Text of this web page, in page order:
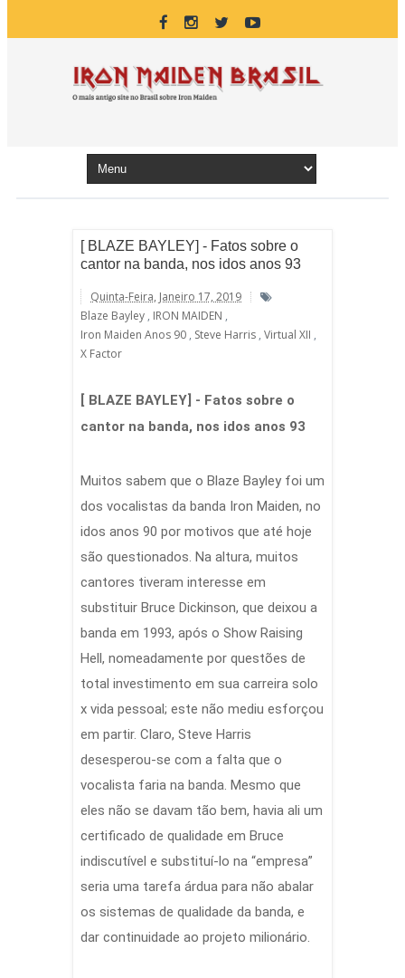
[ BLAZE BAYLEY] - Fatos sobre o
cantor na banda, nos idos anos 93
Quinta-Feira, Janeiro 17, 2019
Blaze Bayley , IRON MAIDEN ,
Iron Maiden Anos 90 , Steve Harris , Virtual XII ,
X Factor
[ BLAZE BAYLEY] - Fatos sobre o
cantor na banda, nos idos anos 93
Muitos sabem que o Blaze Bayley foi um
dos vocalistas da banda Iron Maiden, no
idos anos 90 por motivos que até hoje
são questionados. Na altura, muitos
cantores tiveram interesse em
substituir Bruce Dickinson, que deixou a
banda em 1993, após o Show Raising
Hell, nomeadamente por questões de
total investimento em sua carreira solo
x vida pessoal; este não mediu esforçou
em partir. Claro, Steve Harris
desesperou-se com a falta que o
vocalista faria na banda. Mesmo que
eles não se davam tão bem, havia ali um
certificado de qualidade em Bruce
indiscutível e substituí-lo na “empresa”
seria uma tarefa árdua para não abalar
os sistemas de qualidade da banda, e
dar continuidade ao projeto milionário.